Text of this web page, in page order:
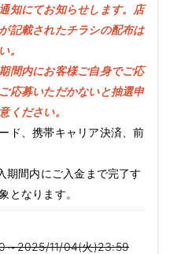
知にてお知らせします。店
記載されたチラシの配布は
。
間内にお客様ご自身でご応
応募いただかないと抽選申
ください。
ド、携帯キャリア決済、前
期間内にご入金まで完了す
となります。
～2025/11/04(火)23:59